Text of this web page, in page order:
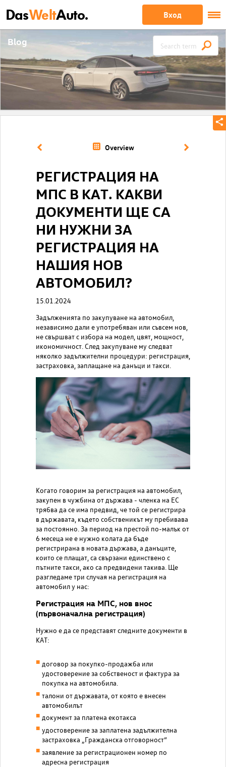
DasWeltAuto. Вход
Blog
Overview
РЕГИСТРАЦИЯ НА
МПС В КАТ. КАКВИ
ДОКУМЕНТИ ЩЕ СА
НИ НУЖНИ ЗА
РЕГИСТРАЦИЯ НА
НАШИЯ НОВ
АВТОМОБИЛ?
15.01.2024
Задълженията по закупуване на автомобил,
независимо дали е употребяван или съвсем нов,
не свършват с избора на модел, цвят, мощност,
икономичност. След закупуване му следват
няколко задължителни процедури: регистрация,
застраховка, заплащане на данъци и такси.
Когато говорим за регистрация на автомобил,
закупен в чужбина от държава - членка на ЕС
трябва да се има предвид, че той се регистрира
в държавата, където собственикът му пребивава
за постоянно. За период на престой по-малък от
6 месеца не е нужно колата да бъде
регистрирана в новата държава, а данъците,
които се плащат, са свързани единствено с
пътните такси, ако са предвидени такива. Ще
разгледаме три случая на регистрация на
автомобил у нас:
Регистрация на МПС, нов внос
(първоначална регистрация)
Нужно е да се представят следните документи в
КАТ:
договор за покупко-продажба или
удостоверение за собственост и фактура за
покупка на автомобила.
талони от държавата, от която е внесен
автомобилът
документ за платена екотакса
удостоверение за заплатена задължителна
застраховка „Гражданска отговорност“
заявление за регистрационен номер по
адресна регистрация